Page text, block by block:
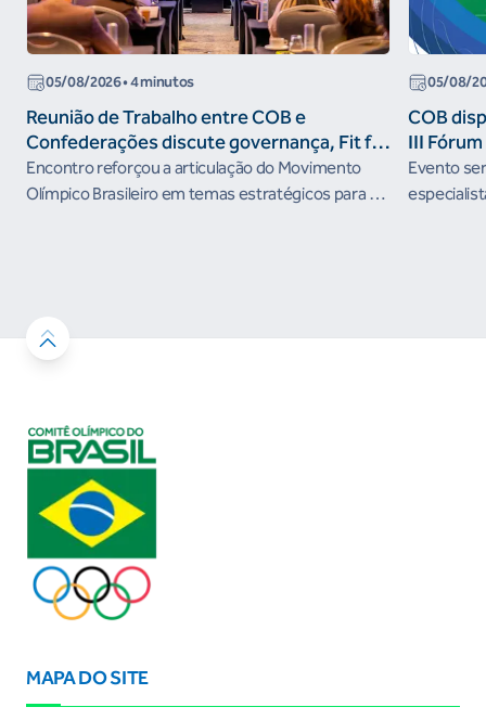
05/08/2026• 4 minutos
Reunião de Trabalho entre COB e
Confederações discute governança, Fit for
the Future e presença do Brasil em
organismos internacionais
Encontro reforçou a articulação do Movimento
Olímpico Brasileiro em temas estratégicos para os
05/08/
COB
III
Evento
MAPA DO SITE